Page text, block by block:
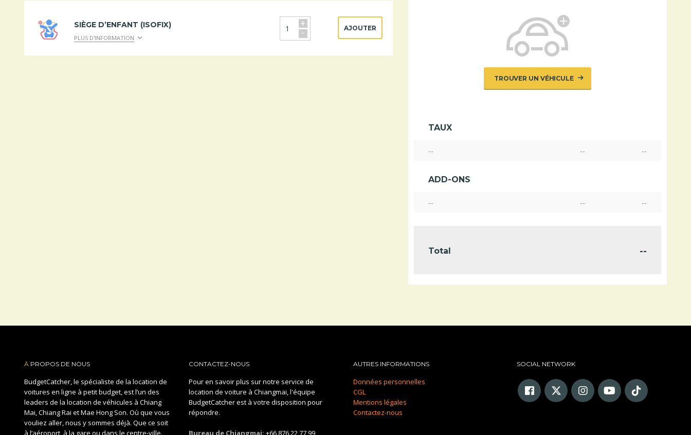
SIÈGE D’ENFANT (ISOFIX)
PLUS D'INFORMATION
+
- AJOUTER
TROUVER UN VÉHICULE
TAUX
-- -- --
ADD-ONS
-- -- --
Total --
À PROPOS DE NOUS
BudgetCatcher, le spécialiste de la location de
voitures en ligne à petit budget, est l’un des
leaders de la location de véhicules à Chiang
Mai, Chiang Rai et Mae Hong Son. Où que vous
vouliez aller, nous y sommes déjà. Que ce soit
à l’aéroport, à la gare ou dans le centre-ville.
CONTACTEZ-NOUS
Pour en savoir plus sur notre service de
location de voiture à Chiangmai, l'équipe
BudgetCatcher est à votre disposition pour
répondre.
Bureau de Chiangmai: +66 876 22 77 99
AUTRES INFORMATIONS
Données personnelles
CGL
Mentions légales
Contactez-nous
SOCIAL NETWORK